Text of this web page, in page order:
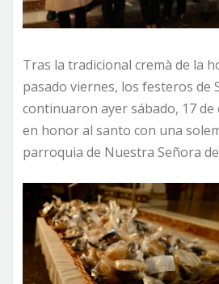
Tras la tradicional cremà de la
pasado viernes, los festeros de
continuaron ayer sábado, 17 de
en honor al santo con una
parroquia de Nuestra Señora